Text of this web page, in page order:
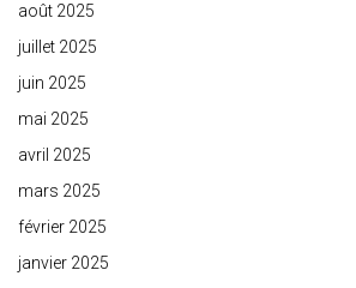
août 2025
juillet 2025
juin 2025
mai 2025
avril 2025
mars 2025
février 2025
janvier 2025